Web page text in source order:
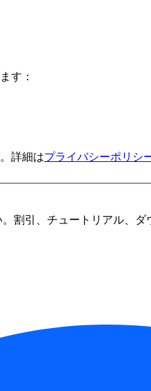
す：
詳細はプライバシーポリシ
割引、チュートリアル、